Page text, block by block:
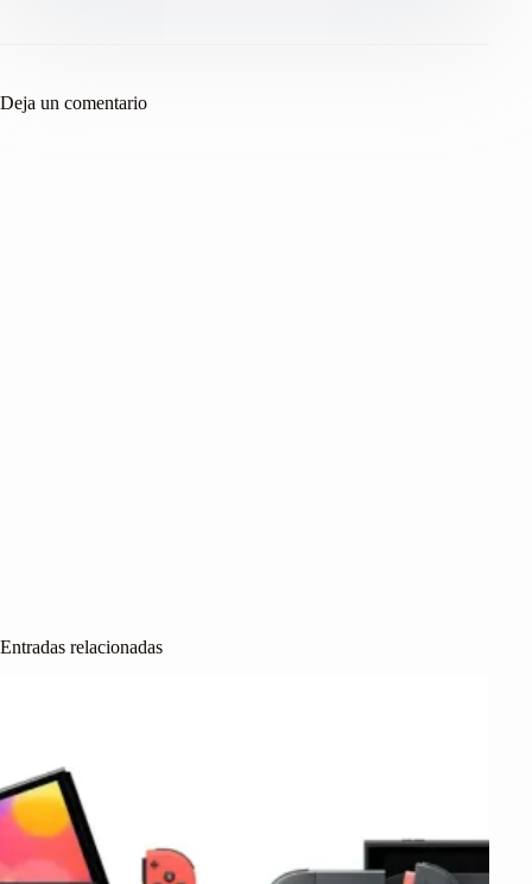
Deja un comentario
Entradas relacionadas